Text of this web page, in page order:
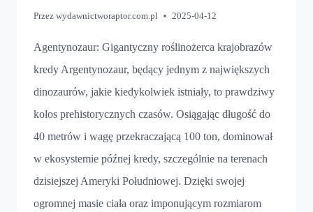
Przez wydawnictworaptor.com.pl 2025-04-12
Agentynozaur: Gigantyczny roślinożerca krajobrazów
kredy Argentynozaur, będący jednym z największych
dinozaurów, jakie kiedykolwiek istniały, to prawdziwy
kolos prehistorycznych czasów. Osiągając długość do
40 metrów i wagę przekraczającą 100 ton, dominował
w ekosystemie późnej kredy, szczególnie na terenach
dzisiejszej Ameryki Południowej. Dzięki swojej
ogromnej masie ciała oraz imponującym rozmiarom